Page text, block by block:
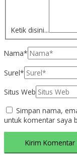
Ketik disini...
Nama*
Surel*
Situs Web
Simpan nama,
untuk komentar saya